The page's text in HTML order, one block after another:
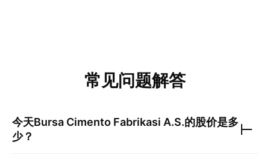
常见问题解答
今天Bursa Cimento Fabrikasi A.S.的股价是多
少？